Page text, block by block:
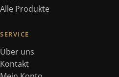
Alle Produkte
SERVICE
Über uns
Kontakt